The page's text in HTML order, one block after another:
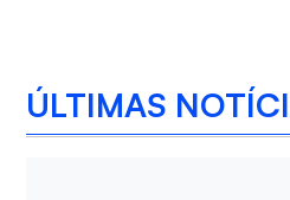
ÚLTIMAS